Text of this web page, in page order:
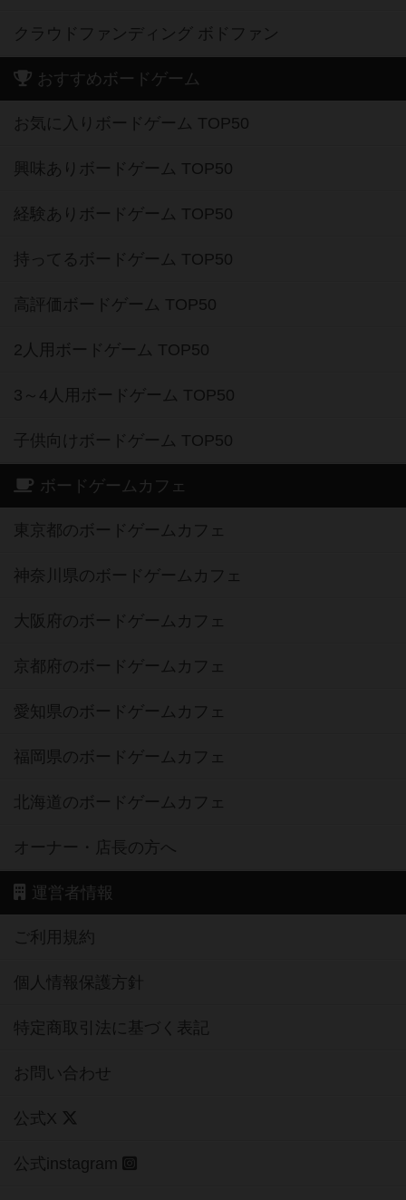
クラウドファンディング ボドファン
おすすめボードゲーム
お気に入りボードゲーム TOP50
興味ありボードゲーム TOP50
経験ありボードゲーム TOP50
持ってるボードゲーム TOP50
高評価ボードゲーム TOP50
2人用ボードゲーム TOP50
3～4人用ボードゲーム TOP50
子供向けボードゲーム TOP50
ボードゲームカフェ
東京都のボードゲームカフェ
神奈川県のボードゲームカフェ
大阪府のボードゲームカフェ
京都府のボードゲームカフェ
愛知県のボードゲームカフェ
福岡県のボードゲームカフェ
北海道のボードゲームカフェ
オーナー・店長の方へ
運営者情報
ご利用規約
個人情報保護方針
特定商取引法に基づく表記
お問い合わせ
公式X
公式instagram